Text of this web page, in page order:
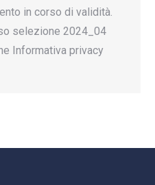
in corso di validità.
selezione 2024_04
Informativa privacy